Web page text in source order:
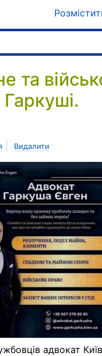
та
Видалити
адвокат